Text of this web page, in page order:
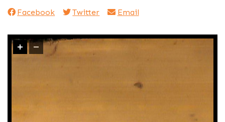
Facebook Twitter Email